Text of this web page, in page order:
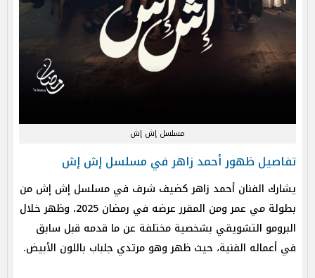
مسلسل إش إش
تفاصيل ظهور أحمد زاهر في مسلسل إش إش
يشارك الفنان أحمد زاهر كضيف شرف في مسلسل إش إش من
بطولة مي عمر ومن المقرر عرضه في رمضان 2025، وظهر خلال
البرومو التشويقي بشخصية مختلفة عن ما قدمه قبل سابق
في أعماله الفنية، حيث ظهر وهو مرتدي جلباب باللون الأبيض.